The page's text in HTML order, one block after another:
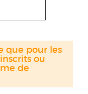
que pour les
ou
de